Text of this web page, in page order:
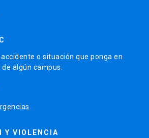
o situación que ponga en
algún campus.
Y VIOLENCIA